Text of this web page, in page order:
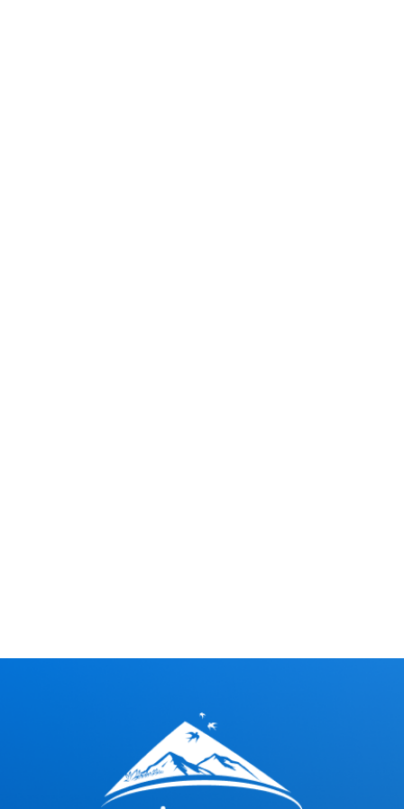
điểm. Vui lòng liên hệ trực tiếp để biết thêm chi tiết.
#MiniBeach #VietNamViVu #DuLich #UuDaiDuLich
#BienDao #KhamPha